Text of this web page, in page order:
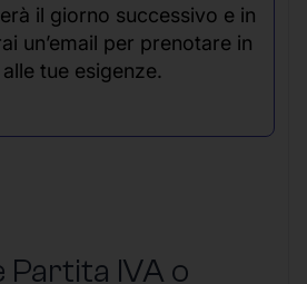
il giorno successivo e in
un’email per prenotare in
tue esigenze.
IVA o